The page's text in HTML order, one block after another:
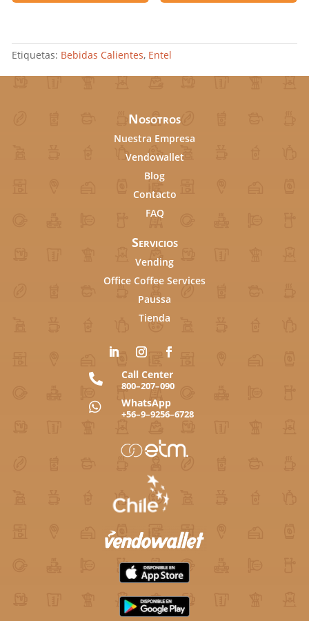
Etiquetas: Bebidas Calientes, Entel
Nosotros
Nuestra Empresa
Vendowallet
Blog
Contacto
FAQ
Servicios
Vending
Office Coffee Services
Paussa
Tienda
 Call Center
800–207–090
 WhatsApp
+56–9–9256–6728